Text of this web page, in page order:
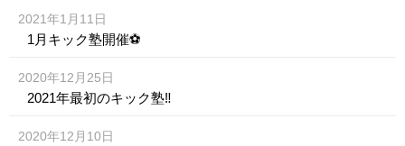
2021年1月11日
1月キック塾開催⚽️
2020年12月25日
2021年最初のキック塾‼️
2020年12月10日